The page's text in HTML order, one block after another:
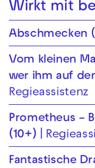
Wirkt mit
Abschmecken
Vom kleinen
wer ihm auf
Regieassistenz
Prometheus –
(10+)
Fantastische